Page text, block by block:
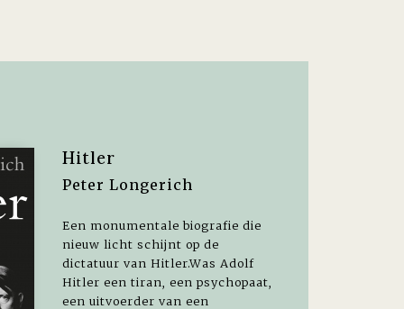
Hitler
Peter Longerich
Een monumentale biografie die
nieuw licht schijnt op de
dictatuur van Hitler.Was Adolf
Hitler een tiran, een psychopaat,
een uitvoerder van een